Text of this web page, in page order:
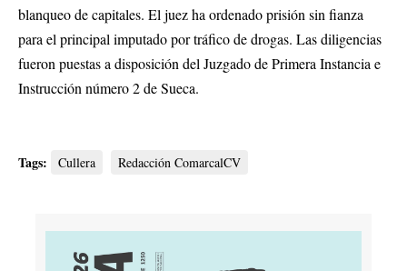
blanqueo de capitales. El juez ha ordenado prisión sin fianza
para el principal imputado por tráfico de drogas. Las diligencias
fueron puestas a disposición del Juzgado de Primera Instancia e
Instrucción número 2 de Sueca.
Tags: Cullera Redacción ComarcalCV